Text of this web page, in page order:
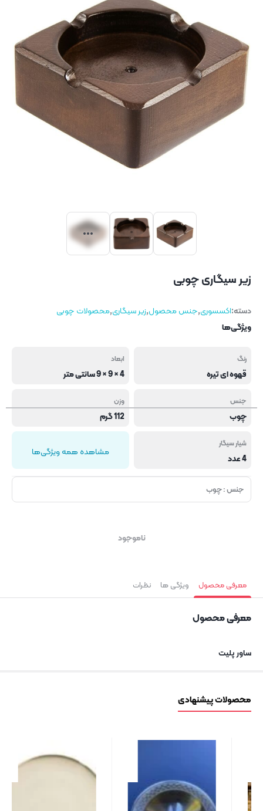
زیر سیگاری چوبی
دسته:اکسسوری,جنس محصول,زیر سیگاری,محصولات چوبی
ویژگی‌ها
رنگ
قهوه ای تیره
ابعاد
4 × 9 × 9 سانتی متر
جنس
چوب
وزن
112 گرم
شیار سیگار
4 عدد مشاهده همه ویژگی‌ها
جنس : چوب
ناموجود
معرفی محصول ویژگی ها نظرات
معرفی محصول
ساور پلیت
محصولات پیشنهادی